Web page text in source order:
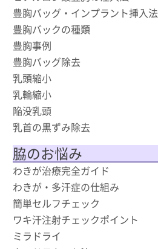
豊胸バッグ・インプラント挿入法
豊胸バックの種類
豊胸事例
豊胸バッグ除去
乳頭縮小
乳輪縮小
陥没乳頭
乳首の黒ずみ除去
脇のお悩み
わきが治療完全ガイド
わきが・多汗症の仕組み
簡単セルフチェック
ワキ汗注射チェックポイント
ミラドライ